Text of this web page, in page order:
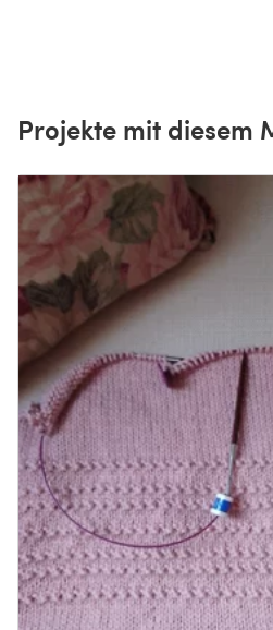
Projekte mit diesem